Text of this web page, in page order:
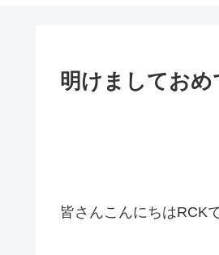
明けましてお
皆さんこんにちはRCK